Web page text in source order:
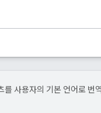
사용자의 기본 언어로 번